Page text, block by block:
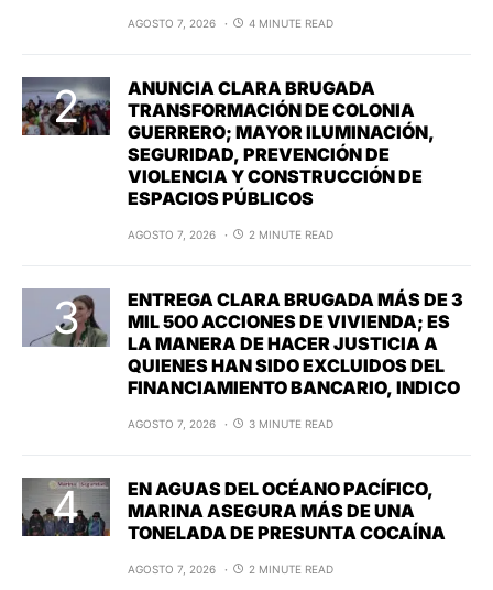
AGOSTO 7, 2026 4 MINUTE READ
ANUNCIA CLARA BRUGADA
TRANSFORMACIÓN DE COLONIA
GUERRERO; MAYOR ILUMINACIÓN,
SEGURIDAD, PREVENCIÓN DE
VIOLENCIA Y CONSTRUCCIÓN DE
ESPACIOS PÚBLICOS
AGOSTO 7, 2026 2 MINUTE READ
ENTREGA CLARA BRUGADA MÁS DE 3
MIL 500 ACCIONES DE VIVIENDA; ES
LA MANERA DE HACER JUSTICIA A
QUIENES HAN SIDO EXCLUIDOS DEL
FINANCIAMIENTO BANCARIO, INDICO
AGOSTO 7, 2026 3 MINUTE READ
EN AGUAS DEL OCÉANO PACÍFICO,
MARINA ASEGURA MÁS DE UNA
TONELADA DE PRESUNTA COCAÍNA
AGOSTO 7, 2026 2 MINUTE READ